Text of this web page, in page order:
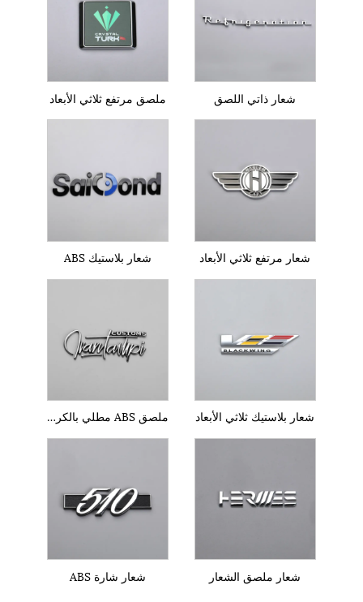
ملصق مرتفع ثلاثي الأبعاد شعار ذاتي اللصق
شعار بلاستيك ABS شعار مرتفع ثلاثي الأبعاد
ملصق ABS مطلي بالكروم شعار بلاستيك ثلاثي الأبعاد
شعار شارة ABS شعار ملصق الشعار